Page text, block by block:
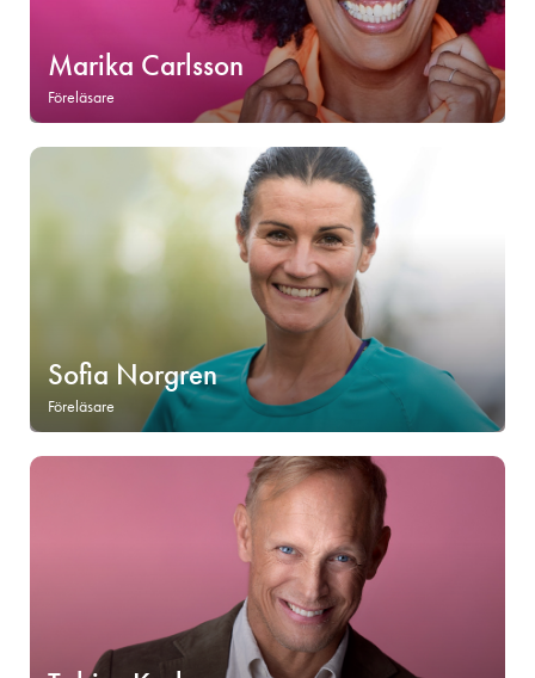
Marika Carlsson
Föreläsare
Sofia Norgren
Föreläsare